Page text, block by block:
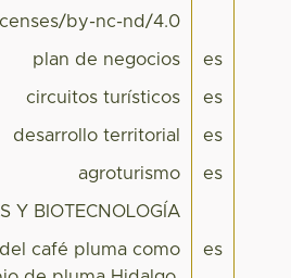
by-nc-nd/4.0
plan de negocios es
circuitos turísticos es
desarrollo territorial es
agroturismo es
Y BIOTECNOLOGÍA
café pluma como
es